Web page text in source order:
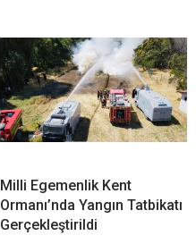
Milli Egemenlik Kent
Ormanı’nda Yangın Tatbikatı
Gerçekleştirildi